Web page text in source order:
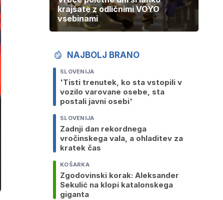
krajšate z odličnimi VOYO
vsebinami
NAJBOLJ BRANO
SLOVENIJA
'Tisti trenutek, ko sta vstopili v
vozilo varovane osebe, sta
postali javni osebi'
SLOVENIJA
Zadnji dan rekordnega
vročinskega vala, a ohladitev za
kratek čas
KOŠARKA
Zgodovinski korak: Aleksander
Sekulić na klopi katalonskega
giganta